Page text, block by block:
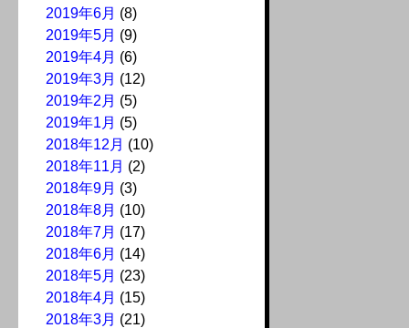
2019年6月 (8)
2019年5月 (9)
2019年4月 (6)
2019年3月 (12)
2019年2月 (5)
2019年1月 (5)
2018年12月 (10)
2018年11月 (2)
2018年9月 (3)
2018年8月 (10)
2018年7月 (17)
2018年6月 (14)
2018年5月 (23)
2018年4月 (15)
2018年3月 (21)